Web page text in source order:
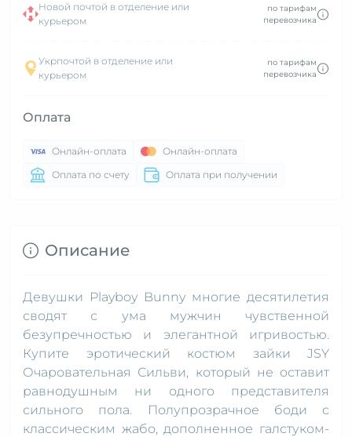
Новой почтой в отделение или
курьером
по тарифам
перевозчика
Укрпочтой в отделение или
курьером
по тарифам
перевозчика
Оплата
Онлайн-оплата
Онлайн-оплата
Оплата по счету
Оплата при получении
Описание
Девушки Playboy Bunny многие десятилетия
сводят с ума мужчин чувственной
безупречностью и элегантной игривостью.
Купите эротический костюм зайки JSY
Очаровательная Сильви, который не оставит
равнодушным ни одного представителя
сильного пола. Полупрозрачное боди с
классическим жабо, дополненное галстуком-